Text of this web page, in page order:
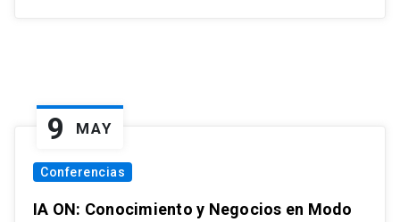
9 MAY
Conferencias
IA ON: Conocimiento y Negocios en Modo